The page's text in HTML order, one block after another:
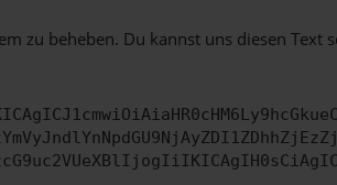
zu beheben. Du kannst uns diesen Text